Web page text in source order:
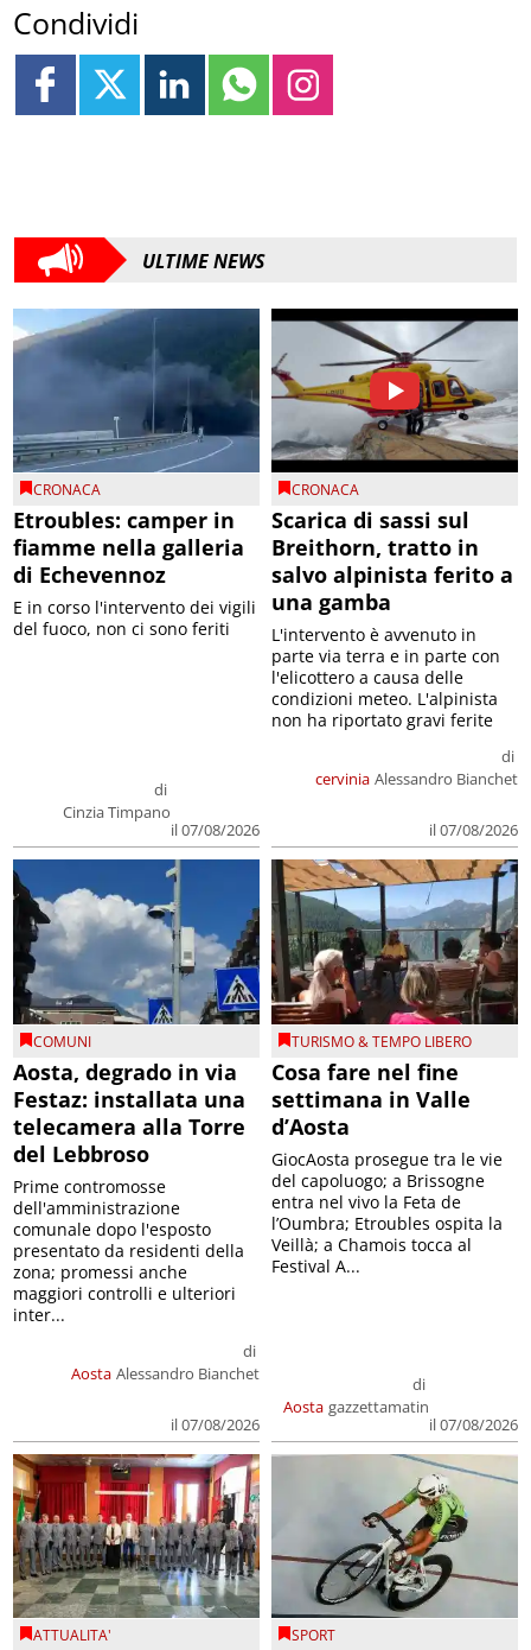
Condividi
ULTIME NEWS
CRONACA
Etroubles: camper in
fiamme nella galleria
di Echevennoz
di
Cinzia Timpano
il 07/08/2026
E in corso l'intervento dei vigili
del fuoco, non ci sono feriti
CRONACA
Scarica di sassi sul
Breithorn, tratto in
salvo alpinista ferito a
una gamba
cervinia
di
Alessandro Bianchet
il 07/08/2026
L'intervento è avvenuto in
parte via terra e in parte con
l'elicottero a causa delle
condizioni meteo. L'alpinista
non ha riportato gravi ferite
COMUNI
Aosta, degrado in via
Festaz: installata una
telecamera alla Torre
del Lebbroso
Aosta
di
Alessandro Bianchet
il 07/08/2026
Prime contromosse
dell'amministrazione
comunale dopo l'esposto
presentato da residenti della
zona; promessi anche
maggiori controlli e ulteriori
inter...
TURISMO & TEMPO LIBERO
Cosa fare nel fine
settimana in Valle
d’Aosta
Aosta
di
gazzettamatin
il 07/08/2026
GiocAosta prosegue tra le vie
del capoluogo; a Brissogne
entra nel vivo la Feta de
l’Oumbra; Etroubles ospita la
Veillà; a Chamois tocca al
Festival A...
ATTUALITA' SPORT